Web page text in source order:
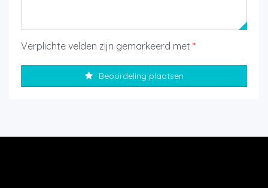
Verplichte velden zijn gemarkeerd met *
Beoordeling plaatsen